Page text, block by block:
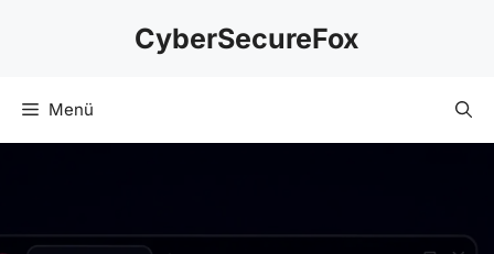
CyberSecureFox
Menü